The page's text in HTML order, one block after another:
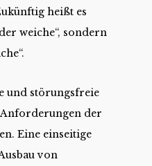
heißt es
weiche“, sondern
und störungsfreie
der
Eine einseitige
von